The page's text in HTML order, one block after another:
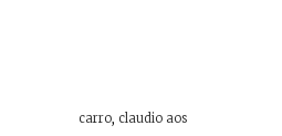
carro, claudio aos